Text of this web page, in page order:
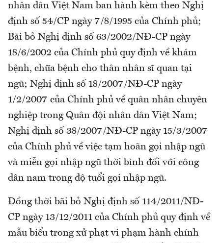
nhân dân Việt Nam ban hành kèm theo Nghị
định số 54/CP ngày 7/8/1995 của Chính phủ;
Bãi bỏ Nghị định số 63/2002/NĐ-CP ngày
18/6/2002 của Chính phủ quy định về khám
bệnh, chữa bệnh cho thân nhân sĩ quan tại
ngũ; Nghị định số 18/2007/NĐ-CP ngày
1/2/2007 của Chính phủ về quân nhân chuyên
nghiệp trong Quân đội nhân dân Việt Nam;
Nghị định số 38/2007/NĐ-CP ngày 15/3/2007
của Chính phủ về việc tạm hoãn gọi nhập ngũ
và miễn gọi nhập ngũ thời bình đối với công
dân nam trong độ tuổi gọi nhập ngũ.
Đồng thời bãi bỏ Nghị định số 114/2011/NĐ-
CP ngày 13/12/2011 của Chính phủ quy định về
mẫu biểu trong xử phạt vi phạm hành chính